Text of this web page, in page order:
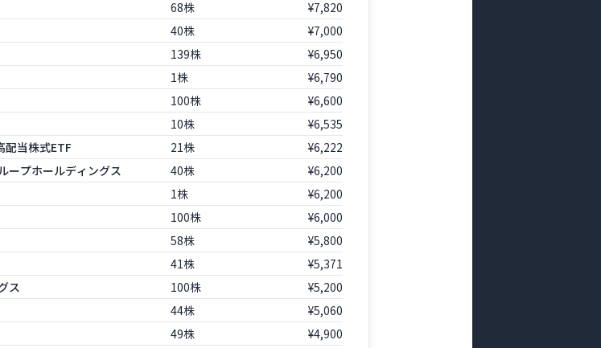
68株
¥7,820
40株
¥7,000
139株
¥6,950
1株
¥6,790
100株
¥6,600
10株
¥6,535
配当株式ETF 21株
¥6,222
ープホールディングス 40株
¥6,200
1株
¥6,200
100株
¥6,000
58株
¥5,800
41株
¥5,371
ス 100株
¥5,200
44株
¥5,060
49株
¥4,900